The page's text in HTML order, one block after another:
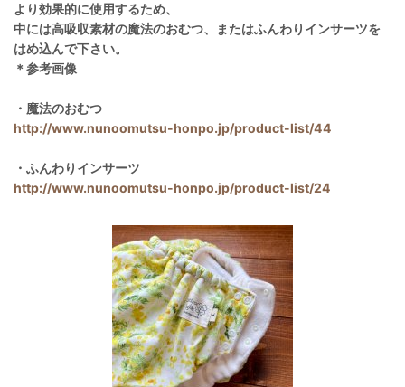
より効果的に使用するため、
中には高吸収素材の魔法のおむつ、またはふんわりインサーツを
はめ込んで下さい。
＊参考画像
・魔法のおむつ
http://www.nunoomutsu-honpo.jp/product-list/44
・ふんわりインサーツ
http://www.nunoomutsu-honpo.jp/product-list/24